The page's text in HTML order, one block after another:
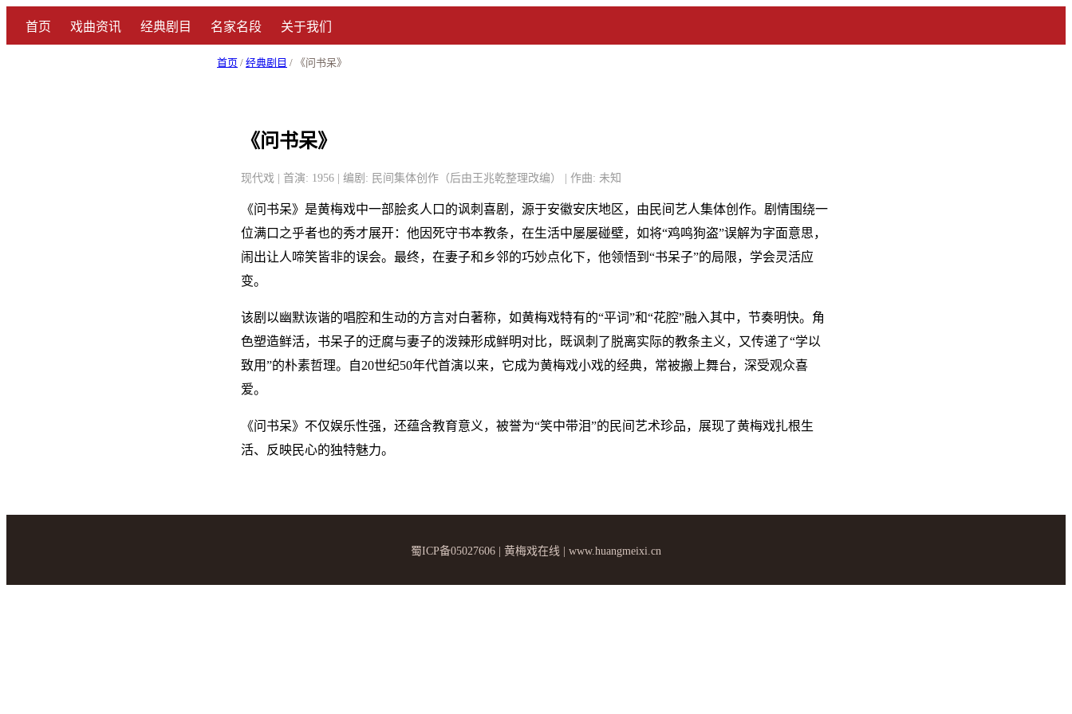
首页 戏曲资讯 经典剧目 名家名段 关于我们
首页 / 经典剧目 / 《问书呆》
《问书呆》
现代戏 | 首演: 1956 | 编剧: 民间集体创作（后由王兆乾整理改编） | 作曲: 未知
《问书呆》是黄梅戏中一部脍炙人口的讽刺喜剧，源于安徽安庆地区，由民间艺人集体创作。剧情围绕一
位满口之乎者也的秀才展开：他因死守书本教条，在生活中屡屡碰壁，如将“鸡鸣狗盗”误解为字面意思，
闹出让人啼笑皆非的误会。最终，在妻子和乡邻的巧妙点化下，他领悟到“书呆子”的局限，学会灵活应
变。
该剧以幽默诙谐的唱腔和生动的方言对白著称，如黄梅戏特有的“平词”和“花腔”融入其中，节奏明快。角
色塑造鲜活，书呆子的迂腐与妻子的泼辣形成鲜明对比，既讽刺了脱离实际的教条主义，又传递了“学以
致用”的朴素哲理。自20世纪50年代首演以来，它成为黄梅戏小戏的经典，常被搬上舞台，深受观众喜
爱。
《问书呆》不仅娱乐性强，还蕴含教育意义，被誉为“笑中带泪”的民间艺术珍品，展现了黄梅戏扎根生
活、反映民心的独特魅力。
蜀ICP备05027606 | 黄梅戏在线 | www.huangmeixi.cn